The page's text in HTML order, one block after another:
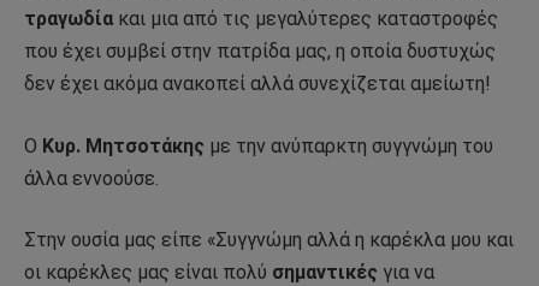
τραγωδία και μια από τις μεγαλύτερες καταστροφές
που έχει συμβεί στην πατρίδα μας, η οποία δυστυχώς
δεν έχει ακόμα ανακοπεί αλλά συνεχίζεται αμείωτη!
Ο Κυρ. Μητσοτάκης με την ανύπαρκτη συγγνώμη του
άλλα εννοούσε.
Στην ουσία μας είπε «Συγγνώμη αλλά η καρέκλα μου και
οι καρέκλες μας είναι πολύ σημαντικές για να